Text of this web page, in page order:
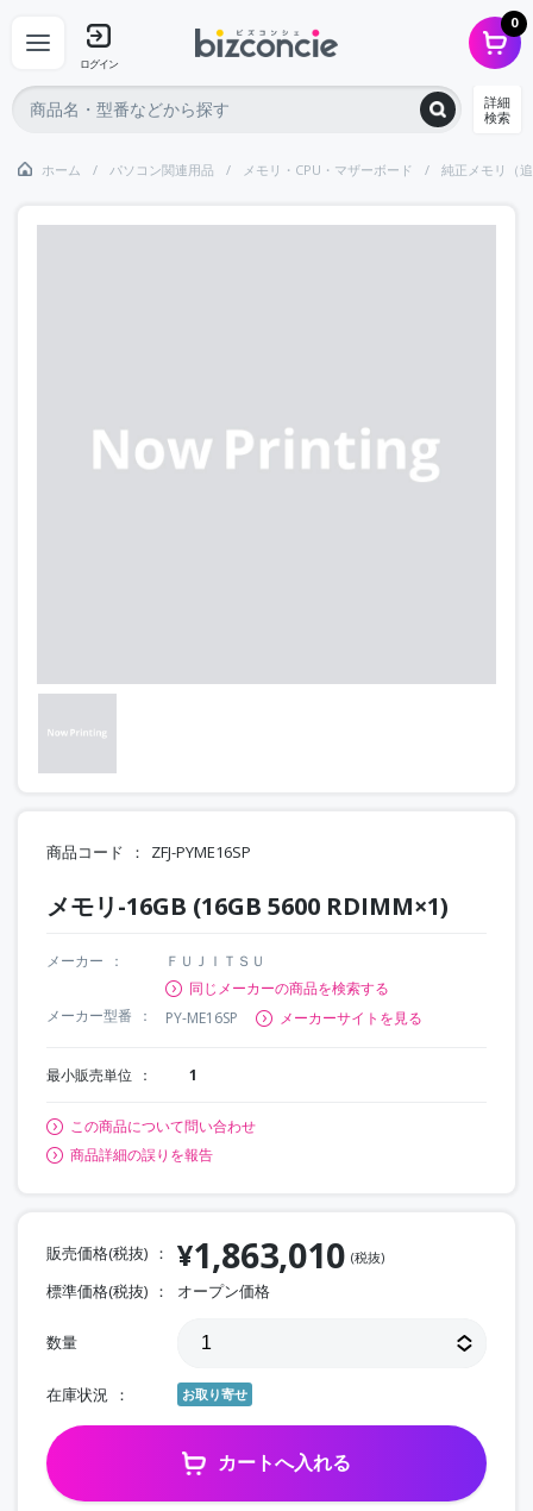
ログイン
0
詳細
検索
ホーム パソコン関連用品 メモリ・CPU・マザーボード 純正メモリ（
商品コード ZFJ-PYME16SP
メモリ-16GB (16GB 5600 RDIMM×1)
メーカー
ＦＵＪＩＴＳＵ
同じメーカーの商品を検索する
メーカー型番
PY-ME16SP メーカーサイトを見る
最小販売単位 1
この商品について問い合わせ
商品詳細の誤りを報告
販売価格(税抜) ¥1,863,010 (税抜)
標準価格(税抜) オープン価格
数量
在庫状況 お取り寄せ
カートへ入れる